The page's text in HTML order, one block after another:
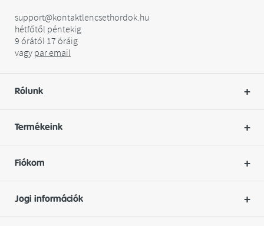
support@kontaktlencsethordok.hu
hétfőtől péntekig
9 órától 17 óráig
vagy paremail
Rólunk
Termékeink
Fiókom
Jogi információk